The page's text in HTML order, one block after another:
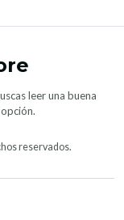
leer una buena
reservados.